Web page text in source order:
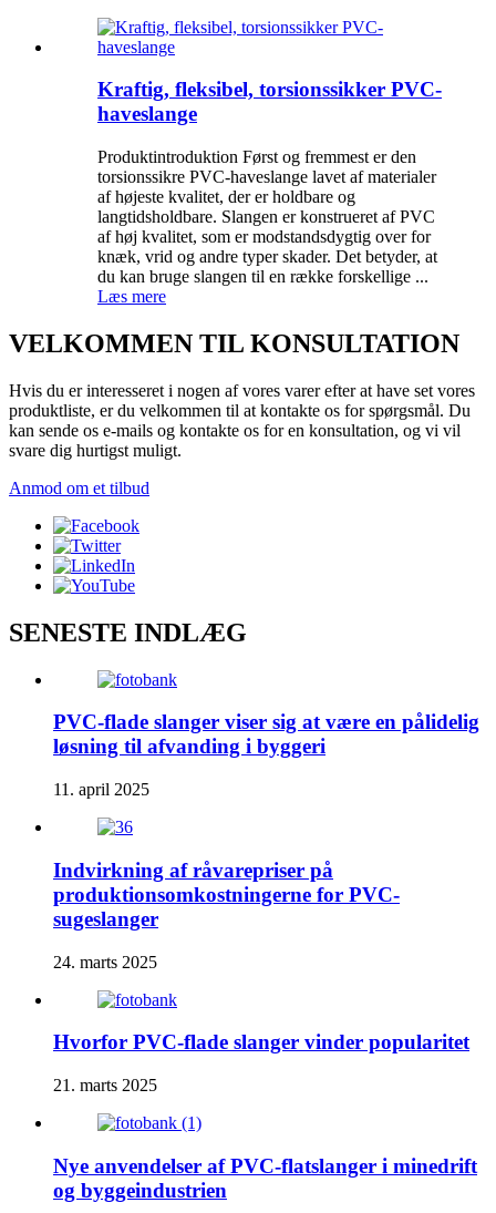
Kraftig, fleksibel, torsionssikker PVC-
haveslange
Produktintroduktion Først og fremmest er den
torsionssikre PVC-haveslange lavet af materialer
af højeste kvalitet, der er holdbare og
langtidsholdbare. Slangen er konstrueret af PVC
af høj kvalitet, som er modstandsdygtig over for
knæk, vrid og andre typer skader. Det betyder, at
du kan bruge slangen til en række forskellige ...
Læs mere
VELKOMMEN TIL KONSULTATION
Hvis du er interesseret i nogen af ​​vores varer efter at have set vores
produktliste, er du velkommen til at kontakte os for spørgsmål. Du
kan sende os e-mails og kontakte os for en konsultation, og vi vil
svare dig hurtigst muligt.
Anmod om et tilbud
SENESTE INDLÆG
PVC-flade slanger viser sig at være en pålidelig
løsning til afvanding i byggeri
11. april 2025
Indvirkning af råvarepriser på
produktionsomkostningerne for PVC-
sugeslanger
24. marts 2025
Hvorfor PVC-flade slanger vinder popularitet
21. marts 2025
Nye anvendelser af PVC-flatslanger i minedrift
og byggeindustrien